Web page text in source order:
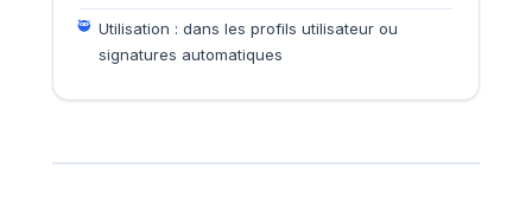
Utilisation : dans les profils utilisateur ou
signatures automatiques